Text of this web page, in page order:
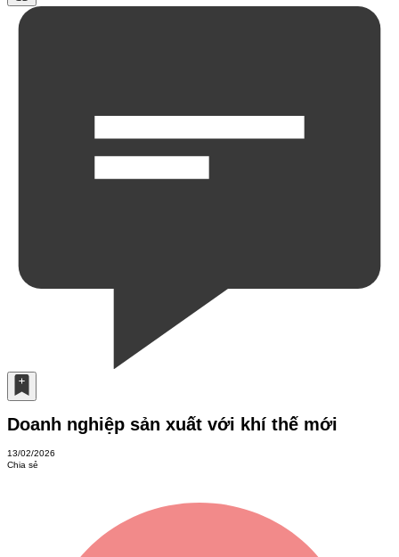
Doanh nghiệp sản xuất với khí thế mới
13/02/2026
Chia sẻ